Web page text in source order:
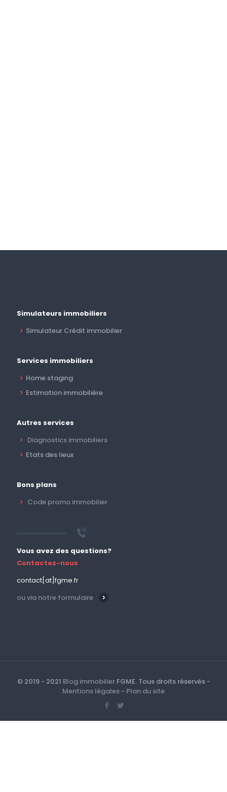
Simulateurs immobiliers
Simulateur Crédit immobilier
Services immobiliers
Home staging
Estimation immobilière
Autres services
Diagnostics immobiliers
Etats des lieux
Bons plans
Code promo immobilier
Vous avez des questions?
Contactez-nous
contact[at]fgme.fr
ou via notre formulaire
© 2019 - 2021 Blog immobilierFGME. Tous droits réservés -
Mentions légales - Plan du site